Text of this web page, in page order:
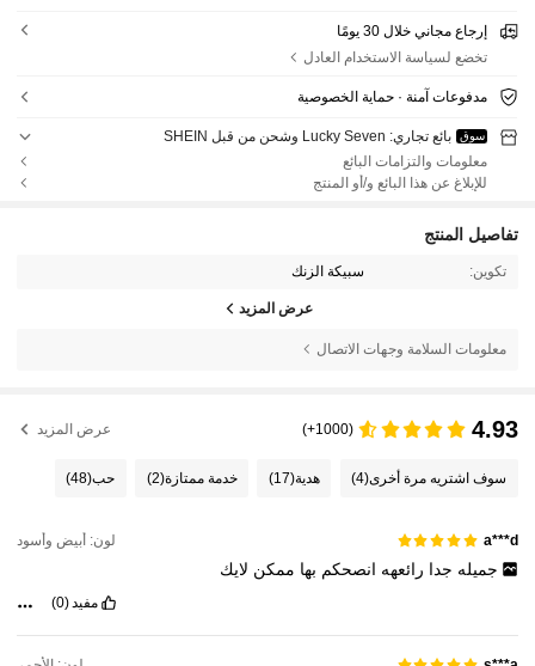
إرجاع مجاني خلال 30 يومًا
تخضع لسياسة الاستخدام العادل
مدفوعات آمنة · حماية الخصوصية
سوق
بائع تجاري: Lucky Seven وشحن من قبل SHEIN
معلومات والتزامات البائع
للإبلاغ عن هذا البائع و/أو المنتج
تفاصيل المنتج
تكوين: سبيكة الزنك
عرض المزيد
معلومات السلامة وجهات الاتصال
4.93
(1000+) عرض المزيد
سوف اشتريه مرة أخرى(4) هدية(17) خدمة ممتازة(2) حب(48)
a***d لون: أبيض وأسود
جميله جدا رائعهه انصحكم بها ممكن لايك
مفيد(0)